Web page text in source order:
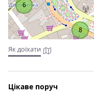
6
8
Як доїхати
Цікаве поруч